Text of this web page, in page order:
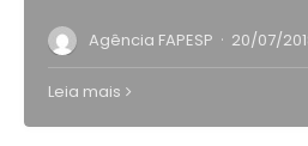
Agência FAPESP · 20/07/
Leia mais